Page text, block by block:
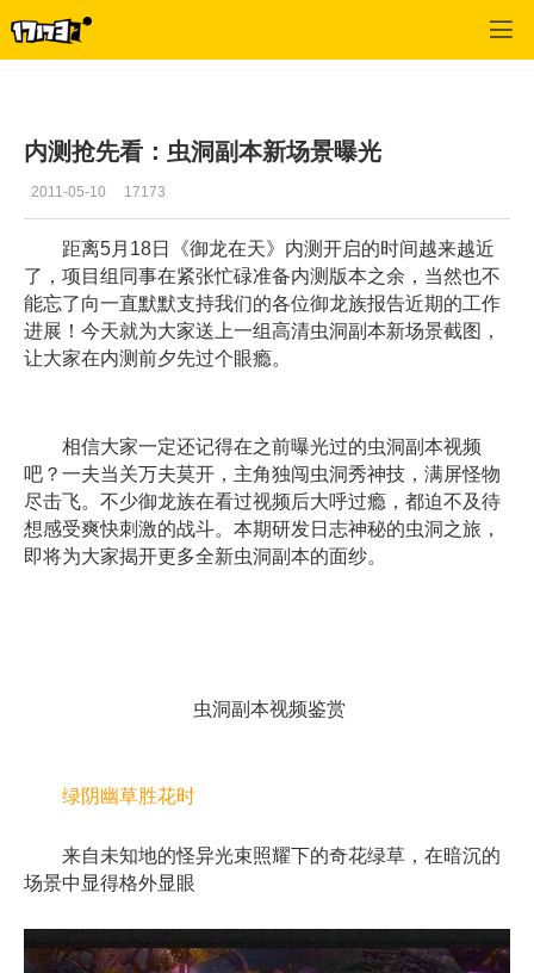
内测抢先看：虫洞副本新场景曝光
2011-05-10 17173
距离5月18日《御龙在天》内测开启的时间越来越近
了，项目组同事在紧张忙碌准备内测版本之余，当然也不
能忘了向一直默默支持我们的各位御龙族报告近期的工作
进展！今天就为大家送上一组高清虫洞副本新场景截图，
让大家在内测前夕先过个眼瘾。
相信大家一定还记得在之前曝光过的虫洞副本视频
吧？一夫当关万夫莫开，主角独闯虫洞秀神技，满屏怪物
尽击飞。不少御龙族在看过视频后大呼过瘾，都迫不及待
想感受爽快刺激的战斗。本期研发日志神秘的虫洞之旅，
即将为大家揭开更多全新虫洞副本的面纱。
虫洞副本视频鉴赏
绿阴幽草胜花时
来自未知地的怪异光束照耀下的奇花绿草，在暗沉的
场景中显得格外显眼